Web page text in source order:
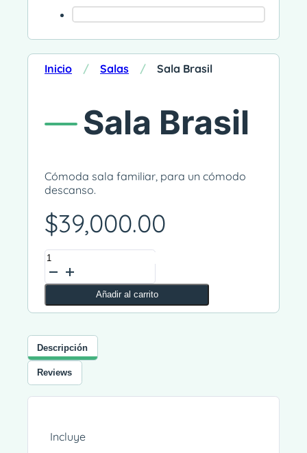
Inicio / Salas / Sala Brasil
Sala Brasil
Cómoda sala familiar, para un cómodo
descanso.
$39,000.00
Sala
Brasil
cantidad
Añadir al carrito
Alternative:
Descripción
Reviews
Incluye